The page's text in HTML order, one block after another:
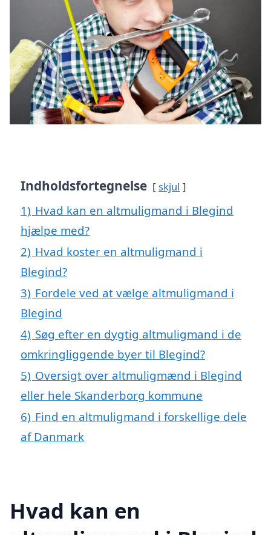
Indholdsfortegnelse skjul
1) Hvad kan en altmuligmand i Blegind
hjælpe med?
2) Hvad koster en altmuligmand i
Blegind?
3) Fordele ved at vælge altmuligmand i
Blegind
4) Søg efter en dygtig altmuligmand i de
omkringliggende byer til Blegind?
5) Oversigt over altmuligmænd i Blegind
eller hele Skanderborg kommune
6) Find en altmuligmand i forskellige dele
af Danmark
Hvad kan en